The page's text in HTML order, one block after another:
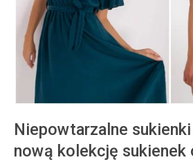
Niepowtarzalne
nową kolekcję sukienek